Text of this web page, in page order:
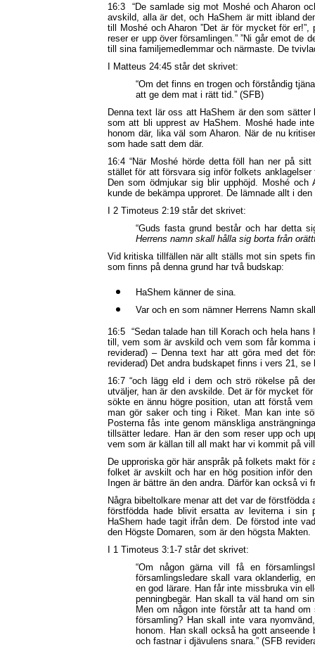
16:3
“De samlade sig mot Moshé och Aharon
avskild, alla är det, och HaShem är mitt ibland
till Moshé och Aharon ”Det är för mycket för
reser er upp över församlingen.” ”Ni går emot de
till sina familjemedlemmar och närmaste. De
I Matteus 24:45 står det skrivet:
“Om det finns en trogen och förståndig
att ge dem mat i rätt tid.” (SFB)
Denna text lär oss att HaShem är den som
som att bli upprest av HaShem. Moshé hade
honom där, lika väl som Aharon. När de nu
som hade satt dem där.
16:4 “När Moshé hörde detta föll han ner på
stället för att försvara sig inför folkets
Den som ödmjukar sig blir upphöjd. Moshé
kunde de bekämpa upproret. De lämnade allt i
I 2 Timoteus 2:19 står det skrivet:
“Guds fasta grund består och har detta
Herrens namn skall hålla sig borta från
Vid kritiska tillfällen när allt ställs mot sin spets
som finns på denna grund har två budskap:
HaShem känner de sina.
Var och en som nämner Herrens Namn
16:5 “Sedan talade han till Korach och hela
till, vem som är avskild och vem som får komma
reviderad) – Denna text har att göra med det
reviderad) Det andra budskapet finns i vers 21, se
16:7 “och lägg eld i dem och strö rökelse på
utväljer, han är den avskilde. Det är för mycket
sökte en ännu högre position, utan att förstå
man gör saker och ting i Riket. Man kan inte
Posterna fås inte genom mänskliga
tillsätter ledare. Han är den som reser upp och
vem som är källan till all makt har vi kommit på
De upproriska gör här anspråk på folkets makt
folket är avskilt och har en hög position inför
Ingen är bättre än den andra. Därför kan också
Några bibeltolkare menar att det var de
förstfödda hade blivit ersatta av leviterna i sin
HaShem hade tagit ifrån dem. De förstod inte
den Högste Domaren, som är den högsta Makten.
I 1 Timoteus 3:1-7 står det skrivet:
“Om någon gärna vill få en
församlingsledare skall vara oklanderlig,
en god lärare. Han får inte missbruka vin
penningbegär. Han skall ta väl hand om
Men om någon inte förstår att ta hand
församling? Han skall inte vara
honom. Han skall också ha gott
och fastnar i djävulens snara.” (SFB